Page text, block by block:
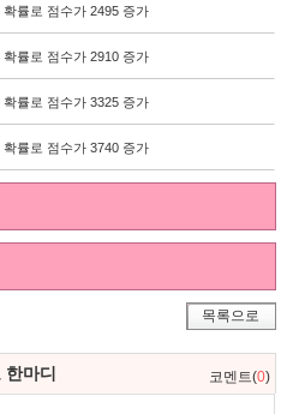
률로 점수가 2495 증가
률로 점수가 2910 증가
률로 점수가 3325 증가
률로 점수가 3740 증가
목록으로
한마디 코멘트(0)